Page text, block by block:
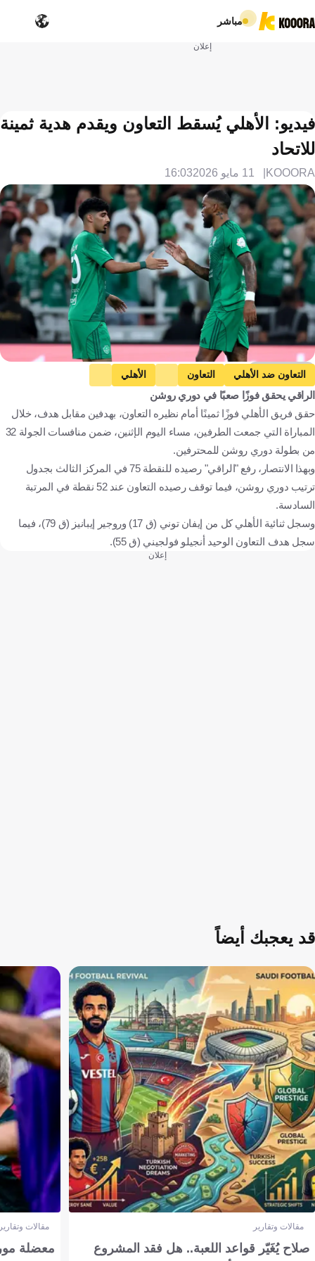
مباشر
إعلان
فيديو: الأهلي يُسقط التعاون ويقدم هدية ثمينة
للاتحاد
KOOORA 11 مايو 2026 16:03
Getty Images
التعاون ضد الأهلي التعاون
الأهلي
دوري روشن السعودي
الاتحاد
كرة قدم
الراقي يحقق فوزًا صعبًا في دوري روشن
حقق فريق الأهلي فوزًا ثمينًا أمام نظيره التعاون، بهدفين مقابل هدف، خلال
المباراة التي جمعت الطرفين، مساء اليوم الإثنين، ضمن منافسات الجولة 32
من بطولة دوري روشن للمحترفين.
وبهذا الانتصار، رفع "الراقي" رصيده للنقطة 75 في المركز الثالث بجدول
ترتيب دوري روشن، فيما توقف رصيده التعاون عند 52 نقطة في المرتبة
السادسة.
وسجل ثنائية الأهلي كل من إيفان توني (ق 17) وروجير إيبانيز (ق 79)، فيما
سجل هدف التعاون الوحيد أنجيلو فولجيني (ق 55).
إعلان
قد يعجبك أيضاً
مقالات وتقارير
صلاح يُغَيّر قواعد اللعبة.. هل فقد المشروع
مقالات
معضلة